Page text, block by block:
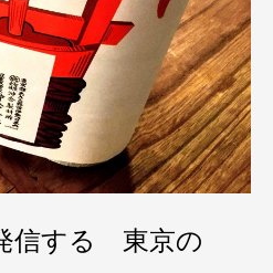
信する 東京の